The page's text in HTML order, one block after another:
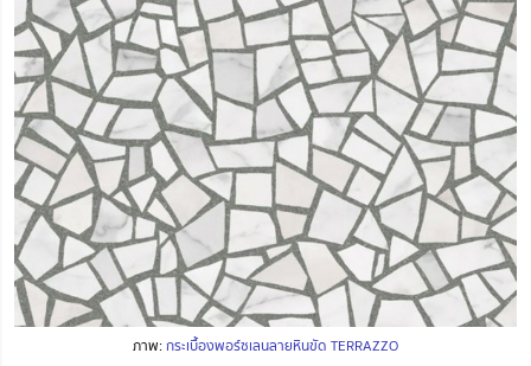
ภาพ:กระเบื้องพอร์ซเลนลายหินขัด TERRAZZO